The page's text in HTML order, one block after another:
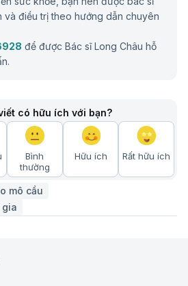
và điều trị theo hướng dẫn chuyên
để được Bác sĩ Long Châu hỗ
có hữu ích với bạn?
Bình
thường
Hữu ích Rất hữu ích
mô cầu
gia